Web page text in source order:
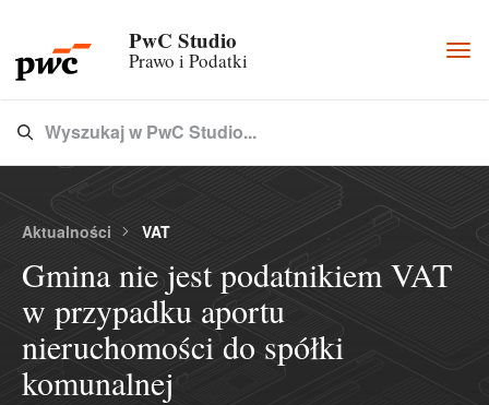
PwC Studio
Prawo i Podatki
Type 3 or more characters for results.
Wyszukaj w PwC Studio...
Aktualności VAT
Gmina nie jest podatnikiem VAT
w przypadku aportu
nieruchomości do spółki
komunalnej